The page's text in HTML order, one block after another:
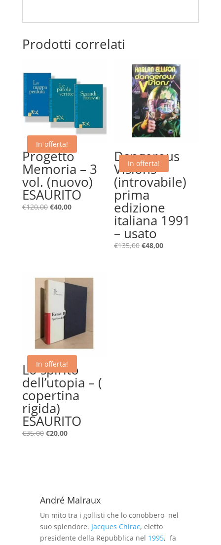
Prodotti correlati
In offerta!
Progetto
Memoria – 3
vol. (nuovo)
ESAURITO
€120,00 Il
€40,00Il
In offerta!
Dangerous
Visions –
(introvabile)
prima
edizione
italiana 1991
– usato
€135,00 Il
€48,00Il
In offerta!
Lo spirito
dell’utopia – (
copertina
rigida)
ESAURITO
€35,00 Il
€20,00Il
André Malraux
Un mito tra i gollisti che lo conobbero nel
suo splendore. Jacques Chirac, eletto
presidente della Repubblica nel 1995, fa